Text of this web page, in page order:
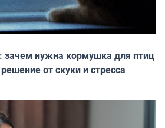
зачем нужна кормушка для птиц
от скуки и стресса